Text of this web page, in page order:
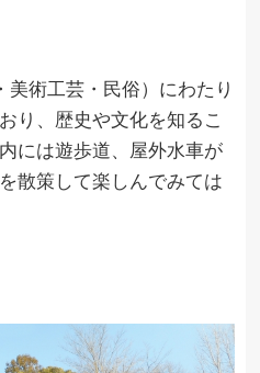
術工芸・民俗）にわたり
り、歴史や文化を知るこ
には遊歩道、屋外水車が
散策して楽しんでみては